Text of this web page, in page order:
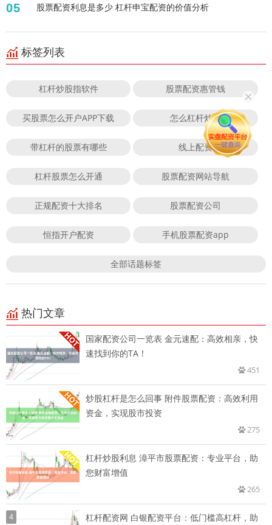
05 股票配资利息是多少 杠杆申宝配资的价值分析
标签列表
杠杆炒股指软件 股票配资惠管钱
买股票怎么开户APP下载 怎么杠杆炒股
带杠杆的股票有哪些 线上配资
杠杆股票怎么开通 股票配资网站导航
正规配资十大排名 股票配资公司
恒指开户配资 手机股票配资app
全部话题标签
热门文章
国家配资公司一览表 金元速配：高效相亲，快
速找到你的TA！
451
炒股杠杆是怎么回事 附件股票配资：高效利用
资金，实现股市投资
275
杠杆炒股利息 漳平市股票配资：专业平台，助
您财富增值
265
4
杠杆配资网 白银配资平台：低门槛高杠杆，助